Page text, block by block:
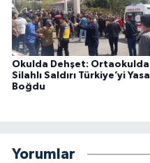
Okulda Dehşet: Ortaokulda
Silahlı Saldırı Türkiye’yi Yasa
Boğdu
Yorumlar